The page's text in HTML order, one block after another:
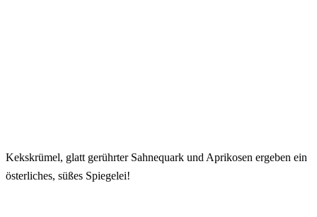
Kekskrümel, glatt gerührter Sahnequark und Aprikosen ergeben ein
österliches, süßes Spiegelei!